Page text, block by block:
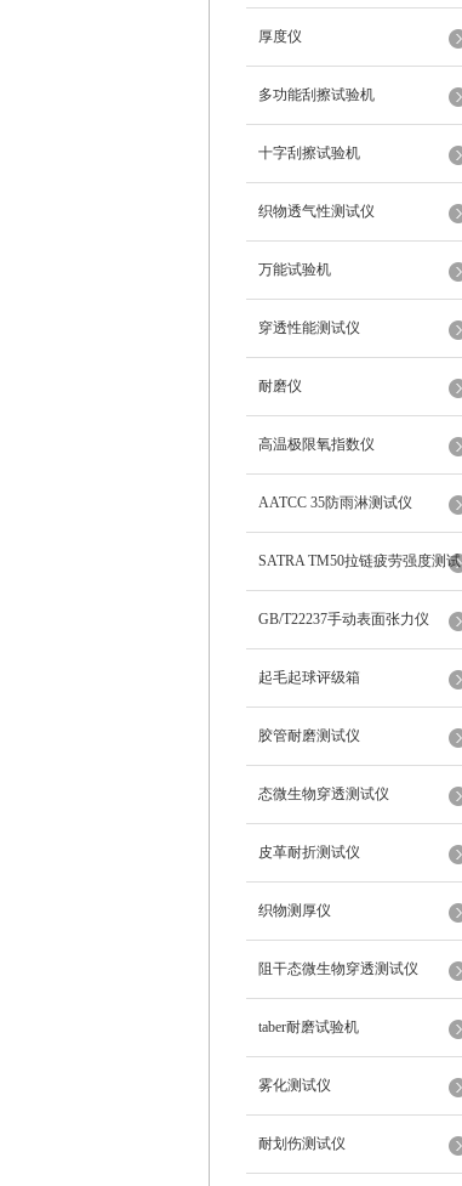
厚度仪
多功能刮擦试验机
十字刮擦试验机
织物透气性测试仪
万能试验机
穿透性能测试仪
耐磨仪
高温极限氧指数仪
AATCC 35防雨淋测试仪
SATRA TM50拉链疲劳强度测试
仪
GB/T22237手动表面张力仪
起毛起球评级箱
胶管耐磨测试仪
态微生物穿透测试仪
皮革耐折测试仪
织物测厚仪
阻干态微生物穿透测试仪
taber耐磨试验机
雾化测试仪
耐划伤测试仪